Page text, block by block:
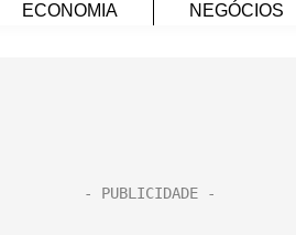
ECONOMIA NEGÓCIOS